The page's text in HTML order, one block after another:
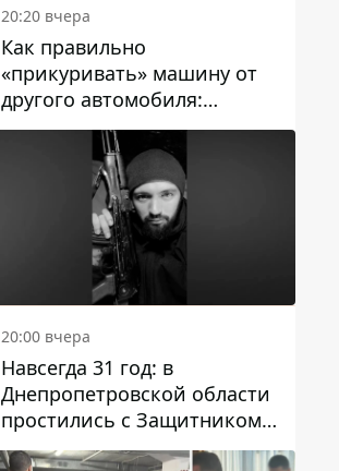
20:20 вчера
Как правильно
«прикуривать» машину от
другого автомобиля:
инструкция для водителей
20:00 вчера
Навсегда 31 год: в
Днепропетровской области
простились с Защитником
Александром Репиным